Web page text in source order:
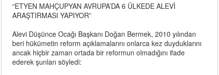
“ETYEN MAHÇUPYAN AVRUPA’DA 6 ÜLKEDE ALEVİ
ARAŞTIRMASI YAPIYOR”
Alevi Düşünce Ocağı Başkanı Doğan Bermek, 2010 yılından
beri hükümetin reform açıklamalarını onlarca kez duyduklarını
ancak hiçbir zaman ortada bir reformun olmadığını ifade
ederek şunları söyledi: